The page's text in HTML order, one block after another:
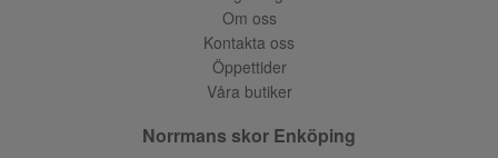
Om oss
Kontakta oss
Öppettider
Våra butiker
Norrmans skor Enköping